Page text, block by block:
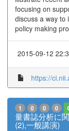
focusing on
discuss a way to
policy making
2015-09-12
https://
1 0 0 0
量書誌分析に
(2),一般講演)